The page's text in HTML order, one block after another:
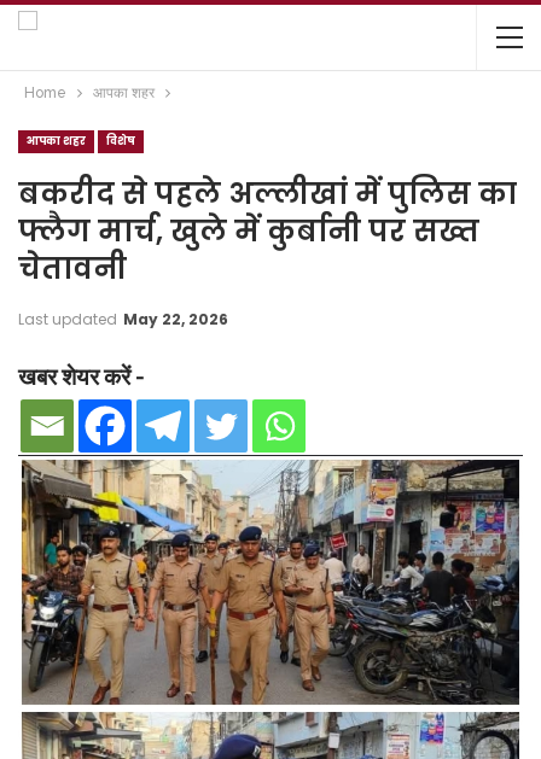
Home आपका शहर
आपका शहर विशेष
बकरीद से पहले अल्लीखां में पुलिस का
फ्लैग मार्च, खुले में कुर्बानी पर सख्त
चेतावनी
Last updated May 22, 2026
खबर शेयर करें -